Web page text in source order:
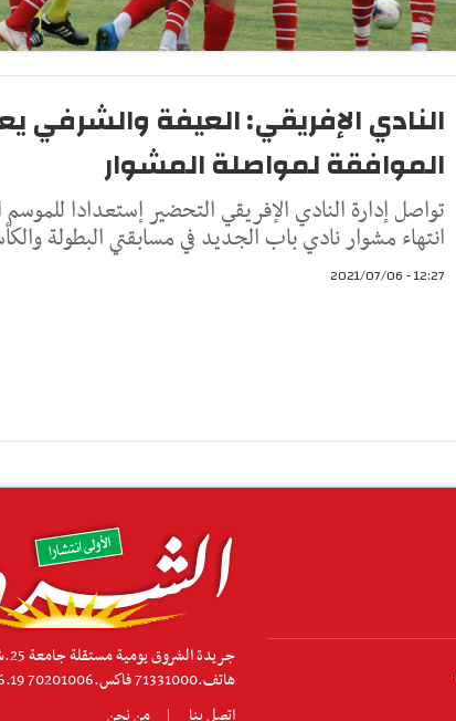
النادي الإفريقي: العيفة والشرفي
الموافقة لمواصلة المشوار
تواصل إدارة النادي الإفريقي التحضير إستعدادا للموسم
انتهاء مشوار نادي باب الجديد في مسابقتي البطولة
12:27 - 2021/07/06
هاتف.71331000 فاكس.70201006 CCP:366.19
اتصل بنا
من نحن